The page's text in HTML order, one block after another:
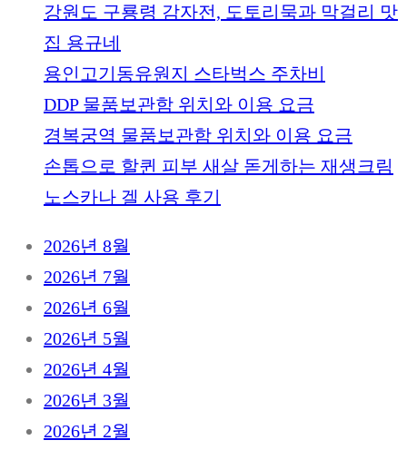
강원도 구룡령 감자전, 도토리묵과 막걸리 맛
집 용규네
용인고기동유원지 스타벅스 주차비
DDP 물품보관함 위치와 이용 요금
경복궁역 물품보관함 위치와 이용 요금
손톱으로 할퀸 피부 새살 돋게하는 재생크림
노스카나 겔 사용 후기
2026년 8월
2026년 7월
2026년 6월
2026년 5월
2026년 4월
2026년 3월
2026년 2월